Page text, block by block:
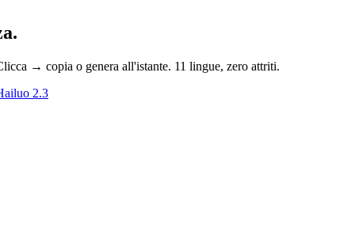
→ copia o genera all'istante. 11 lingue, zero attriti.
2.3